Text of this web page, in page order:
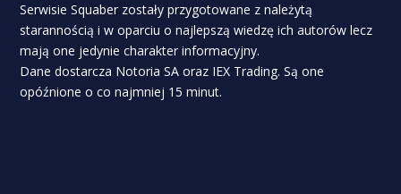
Serwisie Squaber zostały przygotowane z należytą
starannością i w oparciu o najlepszą wiedzę ich autorów lecz
mają one jedynie charakter informacyjny.
Dane dostarcza Notoria SA oraz IEX Trading. Są one
opóźnione o co najmniej 15 minut.